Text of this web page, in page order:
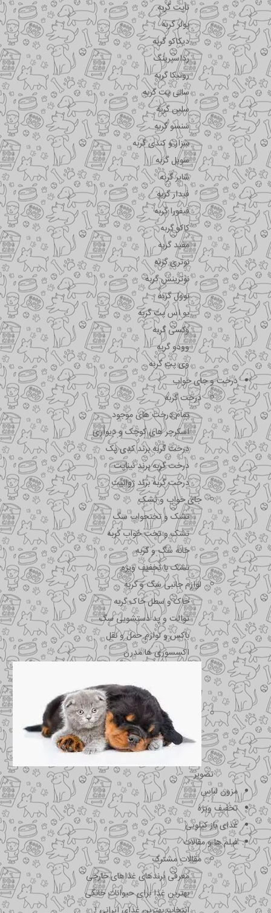
تاپت گربه
پولر گربه
دیکاکو گربه
رداسپرینگ
روتیکا گربه
سانی پت گربه
سلبن گربه
سنسو گربه
سزار و کندی گربه
سویل گربه
شایر گربه
فیدار گربه
فیفورا گربه
کاکو گربه
مفید گربه
نوتری گربه
نوترینس گربه
نوول گربه
یو اس پت گربه
وکسی گربه
وودو گربه
وی پت گربه
درخت و جای خواب
درخت گربه
تمام درخت های موجود
اسکرچر های کوچک و دیواری
درخت گربه برند کدی پک
درخت گربه برند نیناپت
درخت گربه برند ژوانیت
جای خواب و تشک
تشک و تختحواب سگ
تشک و تخت خواب گربه
خانه سگ و گربه
تشک با تخفیف ویژه
لوازم جانبی سگ و گربه
خاک و سطل خاک گربه
توالت و پد دستشویی سگ
باکس و لوازم حمل و نقل
اکسسوری ها مدرن
تصویر
مزون لباس
تخفیف ویژه
غذای باز کیلویی
فیلم ها و مقالات
مقالات مشترک
معرفی برندهای غذاهای خارجی
بهترین غذا برای حیوانات خانگی